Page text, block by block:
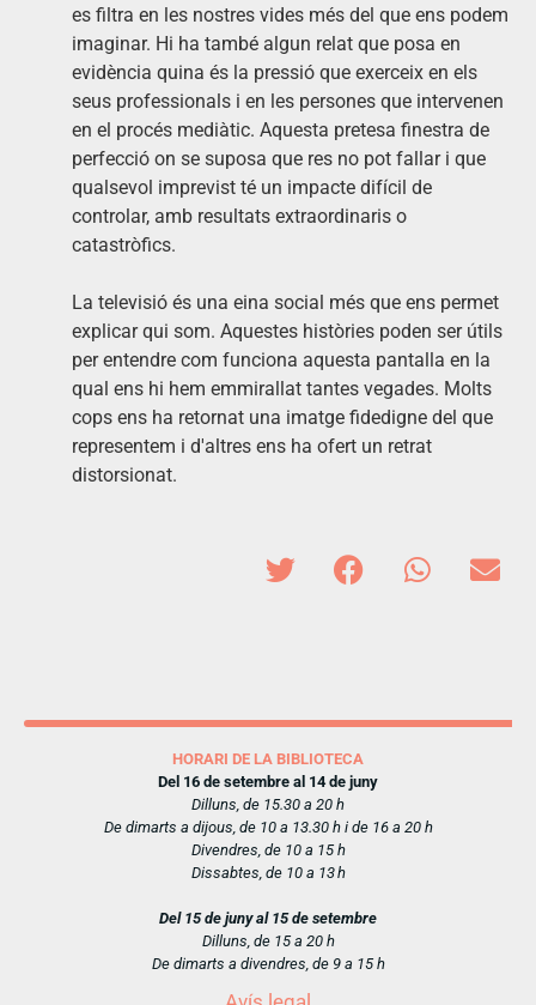
es filtra en les nostres vides més del que ens podem
imaginar. Hi ha també algun relat que posa en
evidència quina és la pressió que exerceix en els
seus professionals i en les persones que intervenen
en el procés mediàtic. Aquesta pretesa finestra de
perfecció on se suposa que res no pot fallar i que
qualsevol imprevist té un impacte difícil de
controlar, amb resultats extraordinaris o
catastròfics.
La televisió és una eina social més que ens permet
explicar qui som. Aquestes històries poden ser útils
per entendre com funciona aquesta pantalla en la
qual ens hi hem emmirallat tantes vegades. Molts
cops ens ha retornat una imatge fidedigne del que
representem i d'altres ens ha ofert un retrat
distorsionat.
HORARI DE LA BIBLIOTECA
Del 16 de setembre al 14 de juny
Dilluns, de 15.30 a 20 h
De dimarts a dijous, de 10 a 13.30 h i de 16 a 20 h
Divendres, de 10 a 15 h
Dissabtes, de 10 a 13 h
Del 15 de juny al 15 de setembre
Dilluns, de 15 a 20 h
De dimarts a divendres, de 9 a 15 h